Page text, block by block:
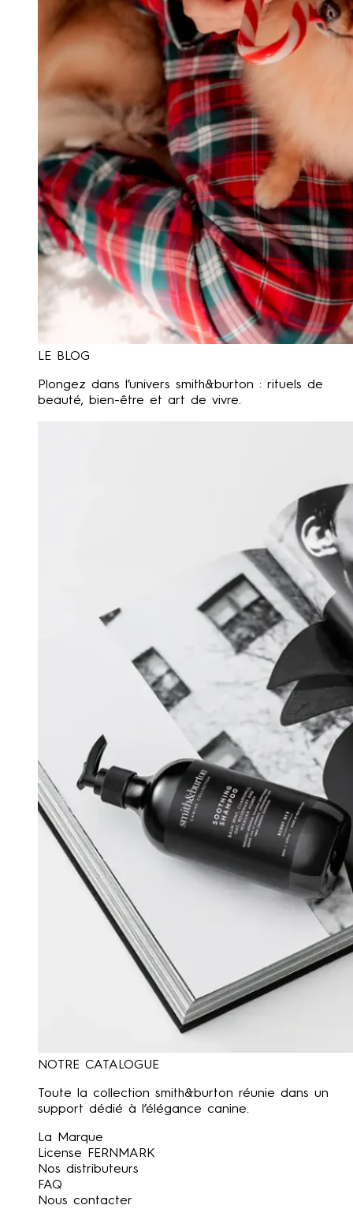
LE BLOG
Plongez dans l’univers smith&burton : rituels de
beauté, bien-être et art de vivre.
NOTRE CATALOGUE
Toute la collection smith&burton réunie dans un
support dédié à l’élégance canine.
La Marque
License FERNMARK
Nos distributeurs
FAQ
Nous contacter